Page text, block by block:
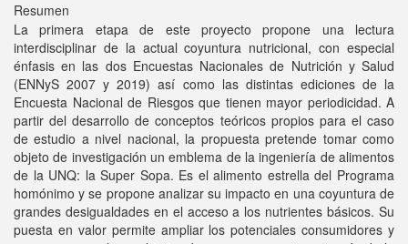
Resumen
La primera etapa de este proyecto propone una lectura
interdisciplinar de la actual coyuntura nutricional, con especial
énfasis en las dos Encuestas Nacionales de Nutrición y Salud
(ENNyS 2007 y 2019) así como las distintas ediciones de la
Encuesta Nacional de Riesgos que tienen mayor periodicidad. A
partir del desarrollo de conceptos teóricos propios para el caso
de estudio a nivel nacional, la propuesta pretende tomar como
objeto de investigación un emblema de la ingeniería de alimentos
de la UNQ: la Super Sopa. Es el alimento estrella del Programa
homónimo y se propone analizar su impacto en una coyuntura de
grandes desigualdades en el acceso a los nutrientes básicos. Su
puesta en valor permite ampliar los potenciales consumidores y